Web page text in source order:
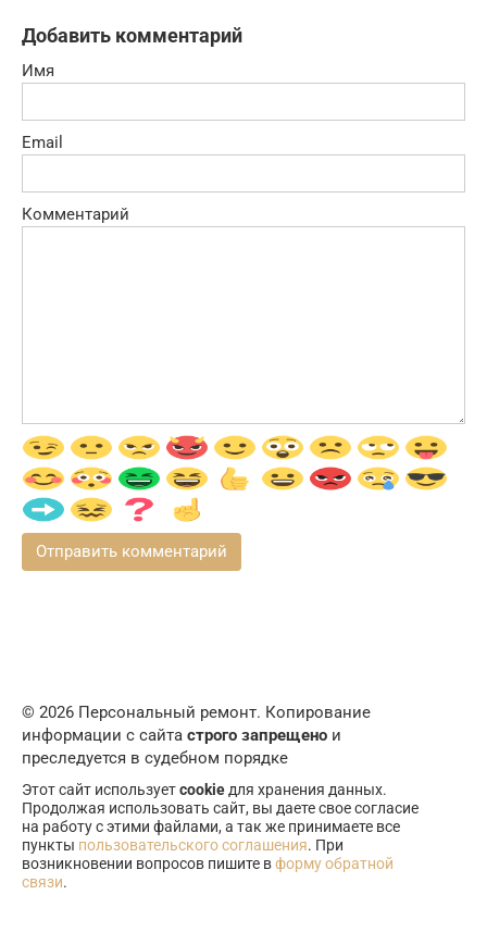
Добавить комментарий
Имя
Email
Комментарий
© 2026 Персональный ремонт. Копирование
информации с сайта строго запрещено и
преследуется в судебном порядке
Этот сайт используетcookie для хранения данных.
Продолжая использовать сайт, вы даете свое согласие
на работу с этими файлами, а так же принимаете все
пункты пользовательского соглашения. При
возникновении вопросов пишите вформу обратной
связи.